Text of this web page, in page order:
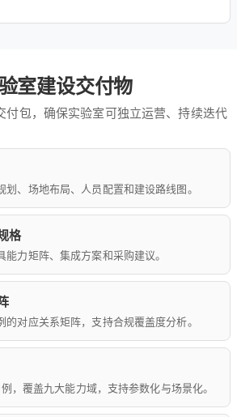
室建设交付物
付包，确保实验室可独立运营、持续迭代
划、场地布局、人员配置和建设路线图。
格
能力矩阵、集成方案和采购建议。
的对应关系矩阵，支持合规覆盖度分析。
，覆盖九大能力域，支持参数化与场景化。